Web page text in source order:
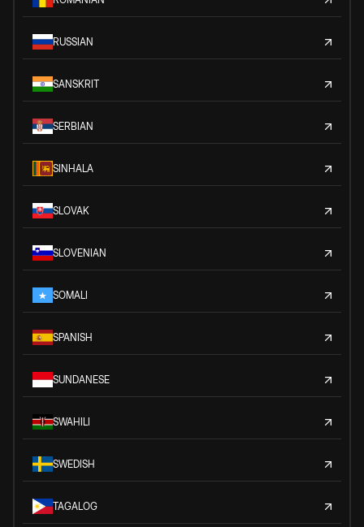
RUSSIAN
SANSKRIT
SERBIAN
SINHALA
SLOVAK
SLOVENIAN
SOMALI
SPANISH
SUNDANESE
SWAHILI
SWEDISH
TAGALOG